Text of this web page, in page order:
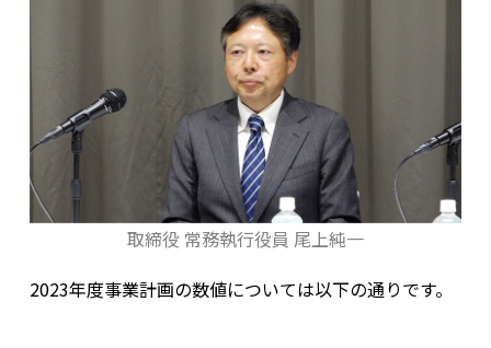
取締役 常務執行役員 尾上純一
2023年度事業計画の数値については以下の通りです。